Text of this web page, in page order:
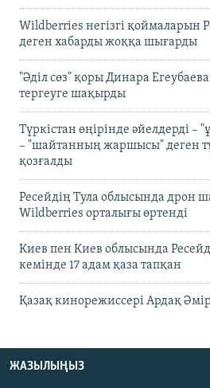
Wildberries негізгі қоймаларын
деген хабарды жоққа шығарды
"Әділ сөз" қоры Динара
тергеуге шақырды
Түркістан өңірінде әйелдерді –
– "шайтанның жаршысы" деген
қозғалды
Ресейдің Тула облысында дрон
Wildberries орталығы өртенді
Киев пен Киев облысында
кемінде 17 адам қаза тапқан
Қазақ кинорежиссері Ардақ
ЖАЗЫЛЫҢЫЗ